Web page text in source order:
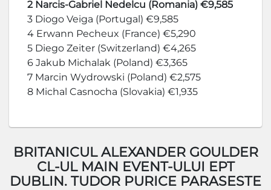
2 Narcis-Gabriel Nedelcu (Romania) €9,585
3 Diogo Veiga (Portugal) €9,585
4 Erwann Pecheux (France) €5,290
5 Diego Zeiter (Switzerland) €4,265
6 Jakub Michalak (Poland) €3,365
7 Marcin Wydrowski (Poland) €2,575
8 Michal Casnocha (Slovakia) €1,935
BRITANICUL ALEXANDER GOULDER
CL-UL MAIN EVENT-ULUI EPT
DUBLIN. TUDOR PURICE PARASESTE